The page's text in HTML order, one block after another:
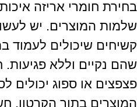
בחירת חומרי אריזה
שלמות המוצרים. יש
קשיחים שיכולים לעמוד
שהם נקיים וללא פגיעות.
פצפצים או ספוג יכולים
המוצרים בתוך הקרטון.